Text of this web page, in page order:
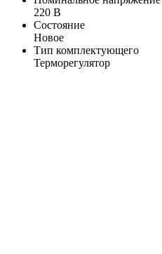
220 В
Состояние
Новое
Тип комплектующего
Терморегулятор